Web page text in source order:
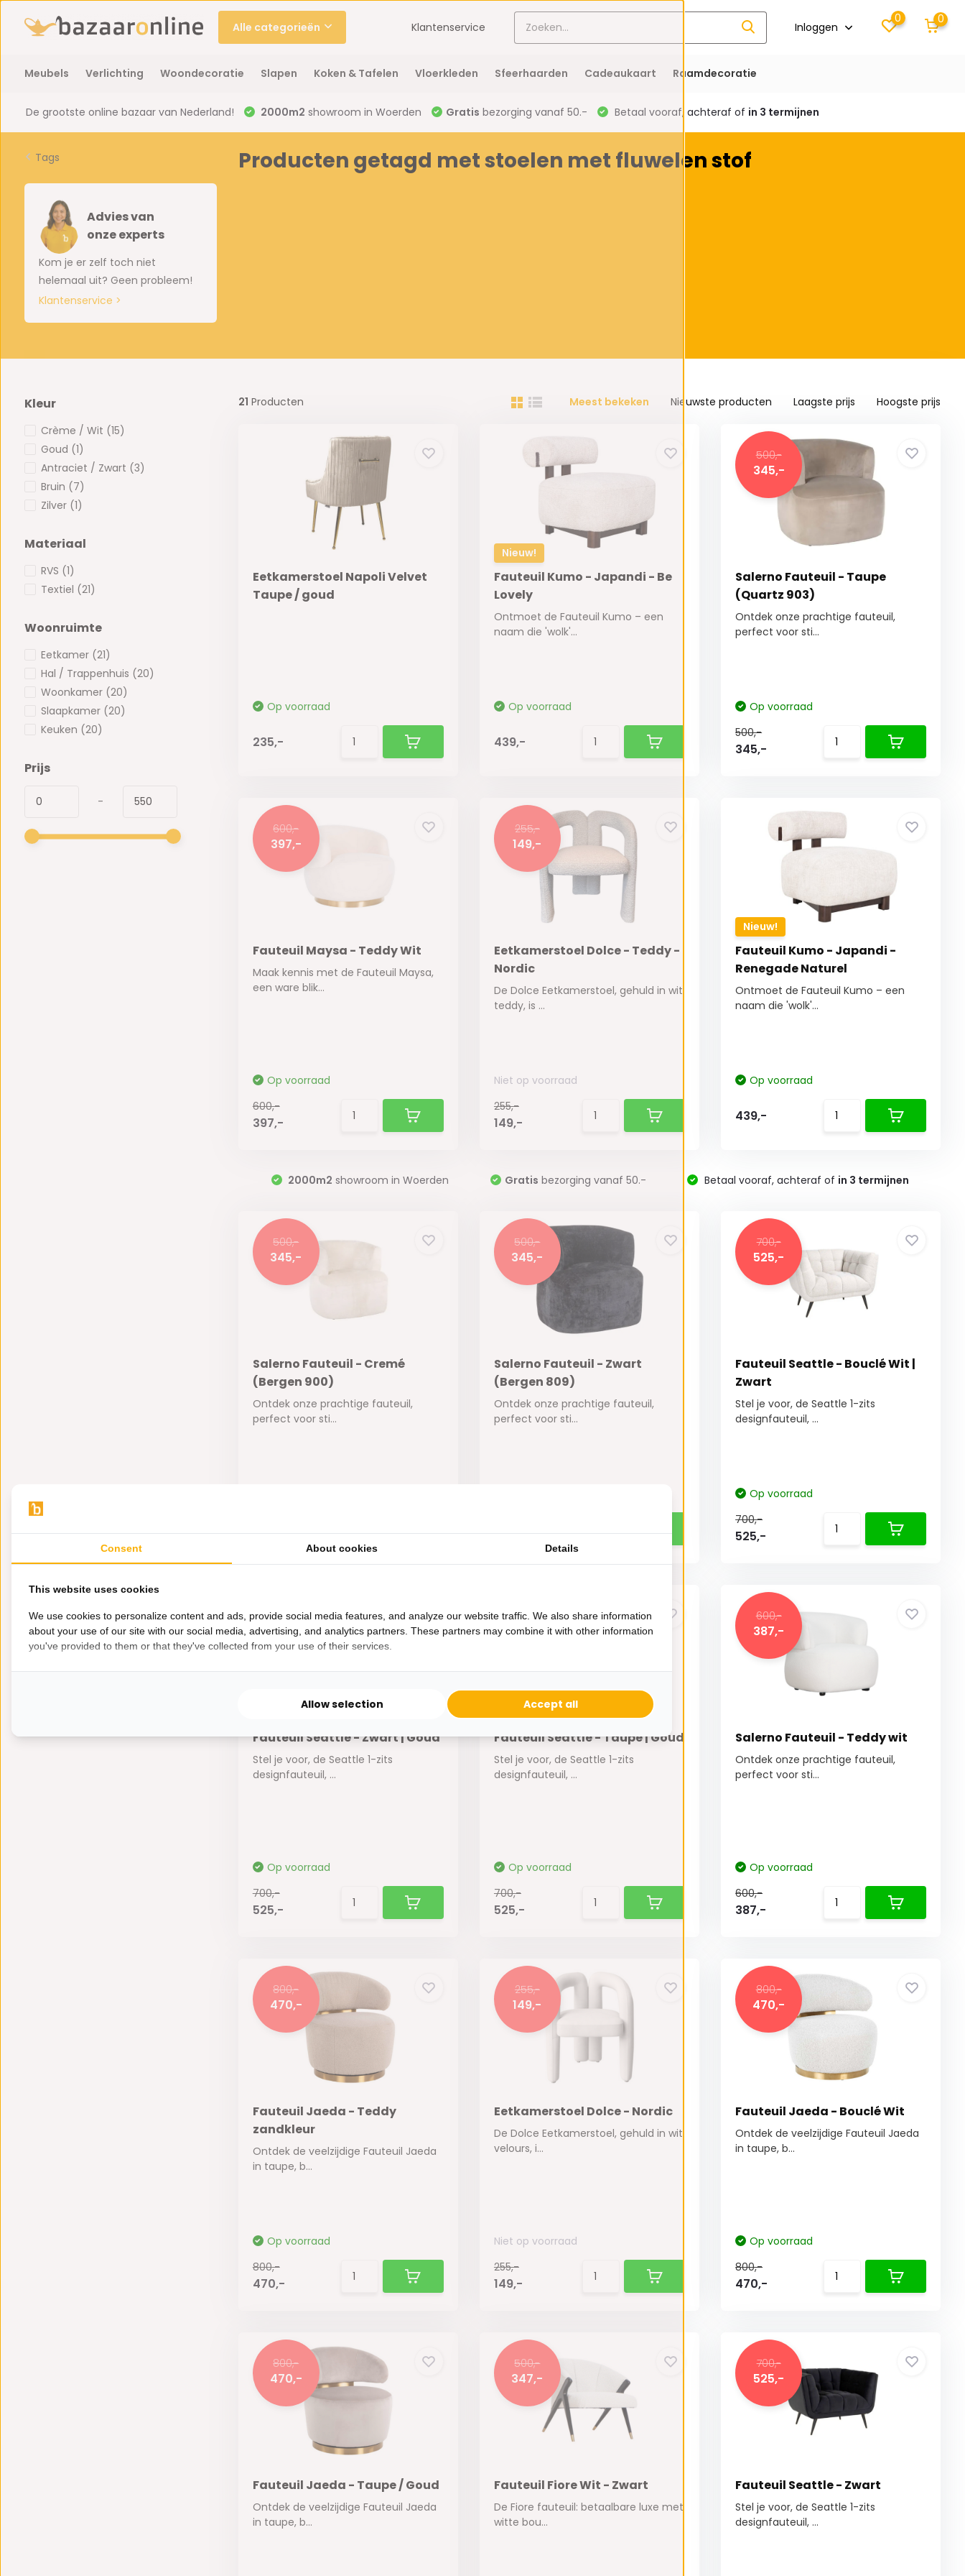
Alle categorieën Klantenservice Inloggen
0 0
Meubels Verlichting Woondecoratie Slapen Koken & Tafelen Vloerkleden Sfeerhaarden Cadeaukaart Raamdecoratie
De grootste online bazaar van Nederland! 2000m2 showroom in Woerden Gratis bezorging vanaf 50.- Betaal vooraf, achteraf of in 3 termijnen
Tags
Advies van
onze experts
Kom je er zelf toch niet
helemaal uit? Geen probleem!
Klantenservice >
Producten getagd met stoelen met fluwelen stof
Kleur
Crème / Wit (15)
Goud (1)
Antraciet / Zwart (3)
Bruin (7)
Zilver (1)
Materiaal
RVS (1)
Textiel (21)
Woonruimte
Eetkamer (21)
Hal / Trappenhuis (20)
Woonkamer (20)
Slaapkamer (20)
Keuken (20)
Prijs
-
21 Producten Meest bekeken Nieuwste producten Laagste prijs Hoogste prijs
Eetkamerstoel Napoli Velvet
Taupe / goud
Op voorraad
235,-
Nieuw!
Fauteuil Kumo - Japandi - Be
Lovely
Ontmoet de Fauteuil Kumo – een
naam die 'wolk'...
Op voorraad
439,-
500,-
345,-
Salerno Fauteuil - Taupe
(Quartz 903)
Ontdek onze prachtige fauteuil,
perfect voor sti...
Op voorraad
500,-
345,-
600,-
397,-
Fauteuil Maysa - Teddy Wit
Maak kennis met de Fauteuil Maysa,
een ware blik...
Op voorraad
600,-
397,-
255,-
149,-
Eetkamerstoel Dolce - Teddy -
Nordic
De Dolce Eetkamerstoel, gehuld in wit
teddy, is ...
Niet op voorraad
255,-
149,-
Nieuw!
Fauteuil Kumo - Japandi -
Renegade Naturel
Ontmoet de Fauteuil Kumo – een
naam die 'wolk'...
Op voorraad
439,-
2000m2 showroom in Woerden Gratis bezorging vanaf 50.- Betaal vooraf, achteraf of in 3 termijnen
500,-
345,-
Salerno Fauteuil - Cremé
(Bergen 900)
Ontdek onze prachtige fauteuil,
perfect voor sti...
345,-
500,-
345,-
Salerno Fauteuil - Zwart
(Bergen 809)
Ontdek onze prachtige fauteuil,
perfect voor sti...
345,-
700,-
525,-
Fauteuil Seattle - Bouclé Wit |
Zwart
Stel je voor, de Seattle 1-zits
designfauteuil, ...
Op voorraad
700,-
525,-
700,-
525,-
Fauteuil Seattle - Zwart | Goud
Stel je voor, de Seattle 1-zits
designfauteuil, ...
Op voorraad
700,-
525,-
700,-
525,-
Fauteuil Seattle - Taupe | Goud
Stel je voor, de Seattle 1-zits
designfauteuil, ...
Op voorraad
700,-
525,-
600,-
387,-
Salerno Fauteuil - Teddy wit
Ontdek onze prachtige fauteuil,
perfect voor sti...
Op voorraad
600,-
387,-
800,-
470,-
Fauteuil Jaeda - Teddy
zandkleur
Ontdek de veelzijdige Fauteuil Jaeda
in taupe, b...
Op voorraad
800,-
470,-
255,-
149,-
Eetkamerstoel Dolce - Nordic
De Dolce Eetkamerstoel, gehuld in wit
velours, i...
Niet op voorraad
255,-
149,-
800,-
470,-
Fauteuil Jaeda - Bouclé Wit
Ontdek de veelzijdige Fauteuil Jaeda
in taupe, b...
Op voorraad
800,-
470,-
800,-
470,-
Fauteuil Jaeda - Taupe / Goud
Ontdek de veelzijdige Fauteuil Jaeda
in taupe, b...
500,-
347,-
Fauteuil Fiore Wit - Zwart
De Fiore fauteuil: betaalbare luxe met
witte bou...
700,-
525,-
Fauteuil Seattle - Zwart
Stel je voor, de Seattle 1-zits
designfauteuil, ...
Consent About cookies Details
This website uses cookies
We use cookies to personalize content and ads, provide social media features, and analyze our website traffic. We also share information
about your use of our site with our social media, advertising, and analytics partners. These partners may combine it with other information
you've provided to them or that they've collected from your use of their services.
Allow selection Accept all